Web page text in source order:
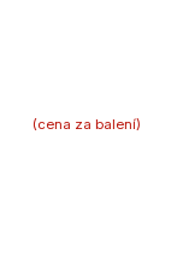
(cena za balení)